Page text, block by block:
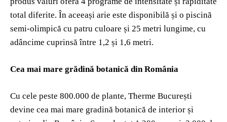
total diferite. În aceeași arie este disponibilă și o piscină
semi-olimpică cu patru culoare și 25 metri lungime, cu
adâncime cuprinsă între 1,2 și 1,6 metri.
Cea mai mare grădină botanică din România
Cu cele peste 800.000 de plante, Therme București
devine cea mai mare gradină botanică de interior și